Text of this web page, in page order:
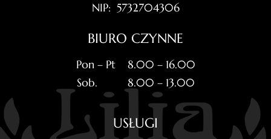
NIP: 5732704306
BIURO CZYNNE
Pon – Pt 8.00 – 16.00
Sob. 8.00 – 13.00
USŁUGI